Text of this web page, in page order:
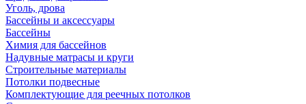
Уголь, дрова
Бассейны и аксессуары
Бассейны
Химия для бассейнов
Надувные матрасы и круги
Строительные материалы
Потолки подвесные
Комплектующие для реечных потолков